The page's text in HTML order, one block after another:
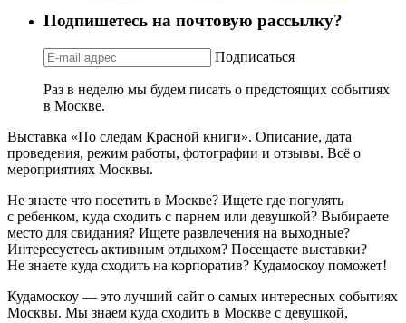
Подпишетесь на почтовую рассылку?
Подписаться
Раз в неделю мы будем писать о предстоящих событиях
в Москве.
Выставка «По следам Красной книги». Описание, дата
проведения, режим работы, фотографии и отзывы. Всё о
мероприятиях Москвы.
Не знаете что посетить в Москве? Ищете где погулять
с ребенком, куда сходить с парнем или девушкой? Выбираете
место для свидания? Ищете развлечения на выходные?
Интересуетесь активным отдыхом? Посещаете выставки?
Не знаете куда сходить на корпоратив? Кудамоскоу поможет!
Кудамоскоу — это лучший сайт о самых интересных событиях
Москвы. Мы знаем куда сходить в Москве с девушкой,